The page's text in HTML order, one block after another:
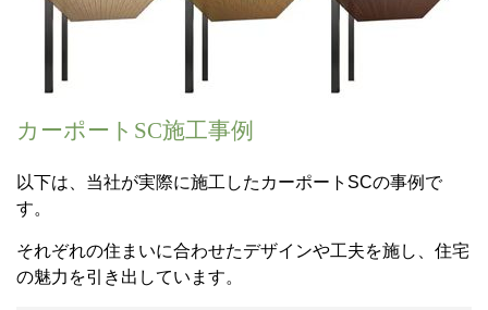
カーポートSC施工事例
以下は、当社が実際に施工したカーポートSCの事例で
す。
それぞれの住まいに合わせたデザインや工夫を施し、住宅
の魅力を引き出しています。